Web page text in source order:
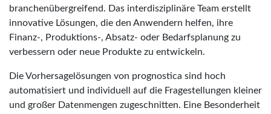
branchenübergreifend. Das interdisziplinäre Team erstellt
innovative Lösungen, die den Anwendern helfen, ihre
Finanz-, Produktions-, Absatz- oder Bedarfsplanung zu
verbessern oder neue Produkte zu entwickeln.
Die Vorhersagelösungen von prognostica sind hoch
automatisiert und individuell auf die Fragestellungen kleiner
und großer Datenmengen zugeschnitten. Eine Besonderheit